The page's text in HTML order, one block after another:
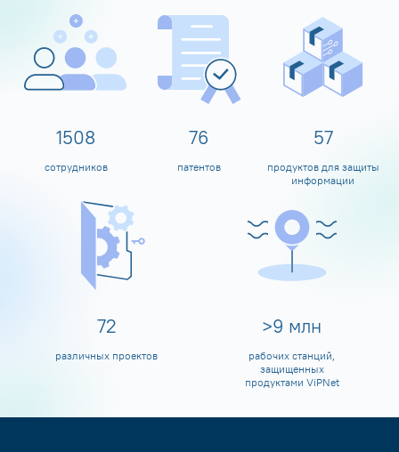
1600
сотрудников
80
патентов
60
продуктов для защиты
информации
80
различных проектов
>10 млн
рабочих станций,
защищенных
продуктами ViPNet